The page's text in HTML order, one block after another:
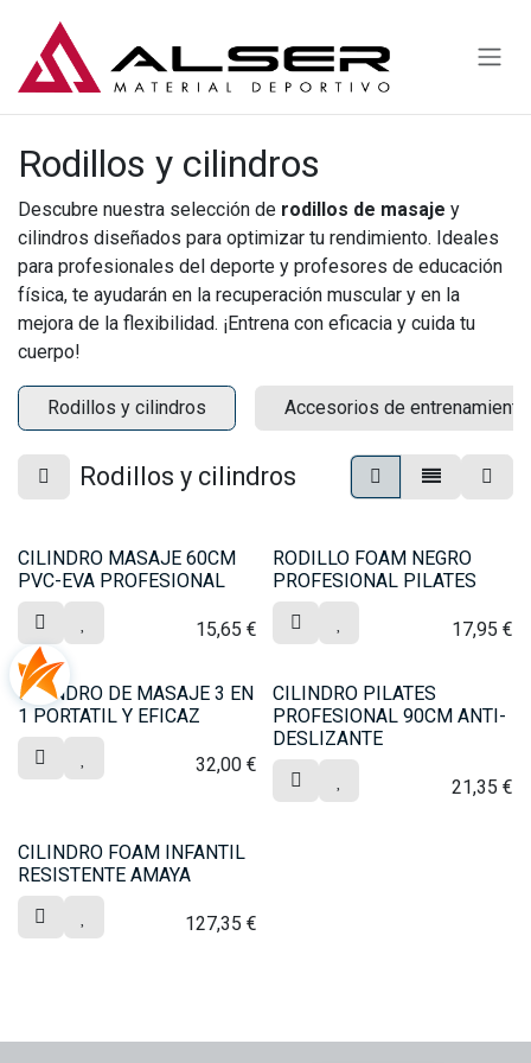
Rodillos y cilindros
Descubre nuestra selección de rodillos de masaje y
cilindros diseñados para optimizar tu rendimiento. Ideales
para profesionales del deporte y profesores de educación
física, te ayudarán en la recuperación muscular y en la
mejora de la flexibilidad. ¡Entrena con eficacia y cuida tu
cuerpo!
Rodillos y cilindros Accesorios de
Rodillos y cilindros
CILINDRO MASAJE 60CM
PVC-EVA PROFESIONAL
15,65 €
RODILLO FOAM NEGRO
PROFESIONAL PILATES
17,95 €
CILINDRO DE MASAJE 3 EN
1 PORTATIL Y EFICAZ
32,00 €
CILINDRO PILATES
PROFESIONAL 90CM ANTI-
DESLIZANTE
21,35 €
CILINDRO FOAM INFANTIL
RESISTENTE AMAYA
127,35 €